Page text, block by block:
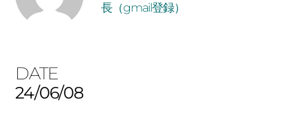
長（gmail登録）
DATE
24/06/08